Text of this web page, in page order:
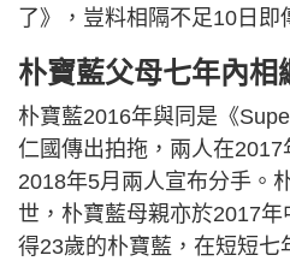
了》，豈料相隔不足10日即
朴寶藍父母七年內相
朴寶藍2016年與同是《
仁國傳出拍拖，兩人在
2018年5月兩人宣布分手。
世，朴寶藍母親亦於2017
得23歲的朴寶藍，在短短七